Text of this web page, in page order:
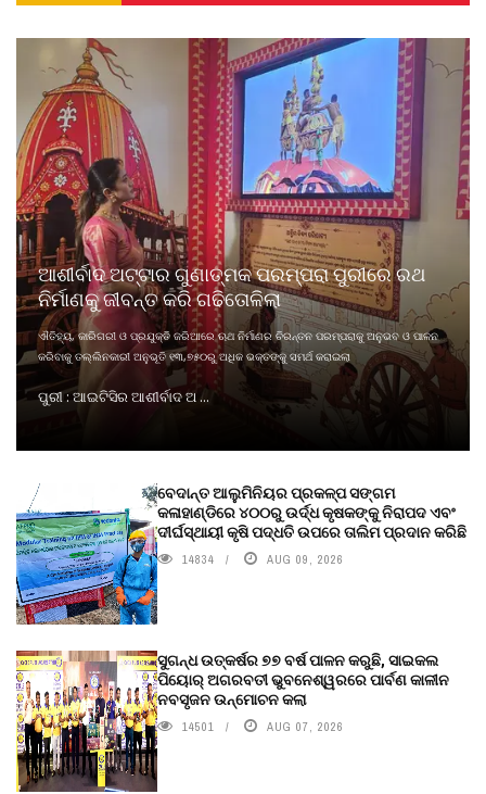
ଆଶୀର୍ବାଦ ଅଟ୍ଟାର ଗୁଣାତ୍ମକ ପରମ୍ପରା ପୁରୀରେ ରଥ
ନିର୍ମାଣକୁ ଜୀବନ୍ତ କରି ଗଢିତୋଳିଲା
ଐତିହ୍ୟ, କାରିଗରୀ ଓ ପ୍ରଯୁକ୍ତି ଜରିଆରେ ଋଥ ନିର୍ମାଣର ଚିରନ୍ତନ ପରମ୍ପରାକୁ ଅନୁଭବ ଓ ପାଳନ
କରିବାକୁ ତଲ୍ଲିନକାରୀ ଅନୁଭୂତି ୧୩,୭୫୦ରୁ ଅଧିକ ଭକ୍ତଙ୍କୁ ସମର୍ଥ କରାଇଲା
ପୁରୀ : ଆଇଟିସିର ଆଶୀର୍ବାଦ ଅ ...
ବେଦାନ୍ତ ଆଲୁମିନିୟର ପ୍ରକଳ୍ପ ସଙ୍ଗମ
କଳାହାଣ୍ଡିରେ ୪୦୦ରୁ ଉର୍ଦ୍ଧ କୃଷକଙ୍କୁ ନିରାପଦ ଏବଂ
ଦୀର୍ଘସ୍ଥାୟୀ କୃଷି ପଦ୍ଧତି ଉପରେ ତାଲିମ ପ୍ରଦାନ କରିଛି
14834 AUG 09, 2026
ସୁଗନ୍ଧ ଉତ୍କର୍ଷର ୭୭ ବର୍ଷ ପାଳନ କରୁଛି, ସାଇକଲ
ପିୟୋର୍‌ ଅଗରବତୀ ଭୁବନେଶ୍ୱରରେ ପାର୍ବଣ କାଳୀନ
ନବସୃଜନ ଉନ୍ମୋଚନ କଲା
14501 AUG 07, 2026